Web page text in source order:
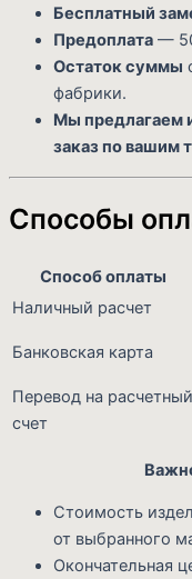
Бесплатный
Предоплата —
Остаток суммы
фабрики.
Мы предлагаем
заказ по вашим
Способы
Способ оплаты
Наличный расчет
Банковская карта
Перевод на расчетный
счет
Стоимость
от выбранного
Окончательная